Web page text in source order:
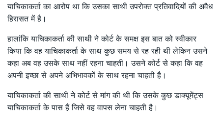
याचिकाकर्ता का आरोप था कि उसका साथी उपरोक्त प्रतिवादियों की अवैध
हिरासत में है।
हालांकि याचिकाकर्ता की साथी ने कोर्ट के समक्ष इस बात को स्वीकार
किया कि वह याचिकाकर्ता के साथ कुछ समय से रह रही थी लेकिन उसने
कहा अब वह उसके साथ नहीं रहना चाहती। उसने कोर्ट से कहा कि वह
अपनी इच्छा से अपने अभिभावकों के साथ रहना चाहती है।
याचिकाकर्ता की साथी ने कोर्ट से मांग की थी कि उसके कुछ डाक्यूमेंट्स
याचिकाकर्ता के पास हैं जिसे वह वापस लेना चाहती है।